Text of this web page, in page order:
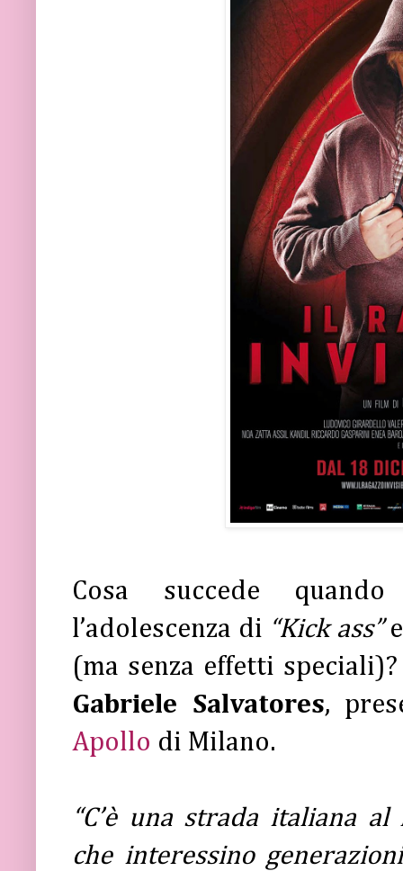
Cosa succede
l’adolescenza di “Kick ass”
(ma senza effetti
Gabriele Salvatores,
Apollo di Milano.
“C’è una strada italiana
che interessino